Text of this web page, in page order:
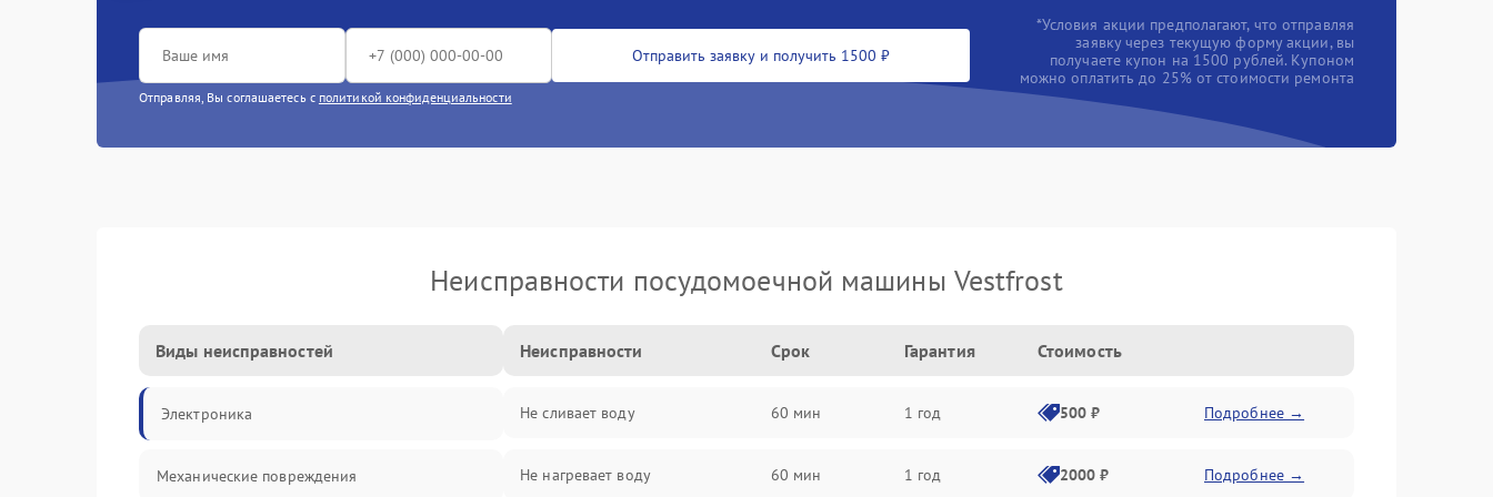
Отправить заявку и получить 1500 ₽
Отправляя, Вы соглашаетесь с политикой конфиденциальности
*Условия акции предполагают, что отправляя
заявку через текущую форму акции, вы
получаете купон на 1500 рублей. Купоном
можно оплатить до 25% от стоимости ремонта
Неисправности посудомоечной машины Vestfrost
Виды неисправностей
Электроника
Механические повреждения
Неисправности Срок Гарантия Стоимость
Не сливает воду 60 мин 1 год 500 ₽ Подробнее →
Не нагревает воду 60 мин 1 год 2000 ₽ Подробнее →